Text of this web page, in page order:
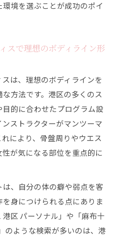
ルピラティスで無理なく
港区のマシンピラティス
ピラティスで快適な日常
ンピラティスで続けやす
ピラティスの効果
で引き締まった毎日を実
ラインを作る日常習慣
効果で心も身体も美しく
境を選ぶことが成功のポイ
スで理想のボディライン形
は、理想のボディラインを
方法です。港区の多くのス
的に合わせたプログラム設
ストラクターがマンツーマ
により、骨盤周りやウエス
が気になる部位を重点的に
、自分の体の癖や弱点を客
身につけられる点にありま
区 パーソナル」や「麻布十
のような検索が多いのは、港